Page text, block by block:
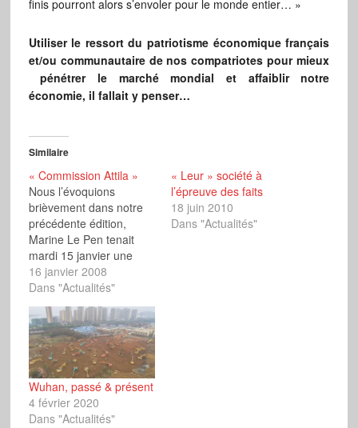
finis pourront alors s’envoler pour le monde entier… »
Utiliser le ressort du patriotisme économique français
et/ou communautaire de nos compatriotes pour mieux
pénétrer le marché mondial et affaiblir notre
économie, il fallait y penser…
Similaire
« Commission Attila »
Nous l’évoquions
brièvement dans notre
précédente édition,
Marine Le Pen tenait
mardi 15 janvier une
conférence de presse
s’inscrivant dans le
cadre de la campagne
des élections
municipales et
cantonales. La vice-
présidente exécutive du
Front National a fustigé
les conclusions de la
Commission présidée
16 janvier 2008
Dans "Actualités"
« Leur » société à
l’épreuve des faits
18 juin 2010
Dans "Actualités"
Wuhan, passé & présent
4 février 2020
Dans "Actualités"